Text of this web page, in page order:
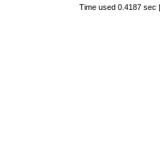
Time used 0.4187 sec